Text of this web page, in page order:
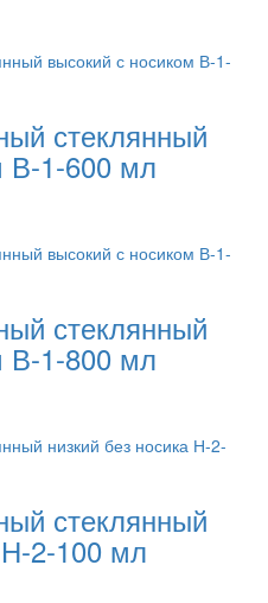
стеклянный
В-1-600 мл
стеклянный
В-1-800 мл
стеклянный
Н-2-100 мл